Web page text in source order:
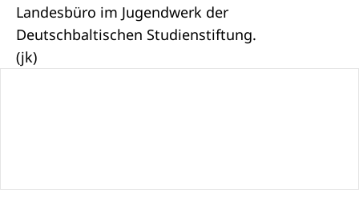
Landesbüro im Jugendwerk der
Deutschbaltischen Studienstiftung.
(jk)